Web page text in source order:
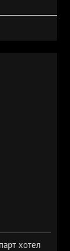
хотел